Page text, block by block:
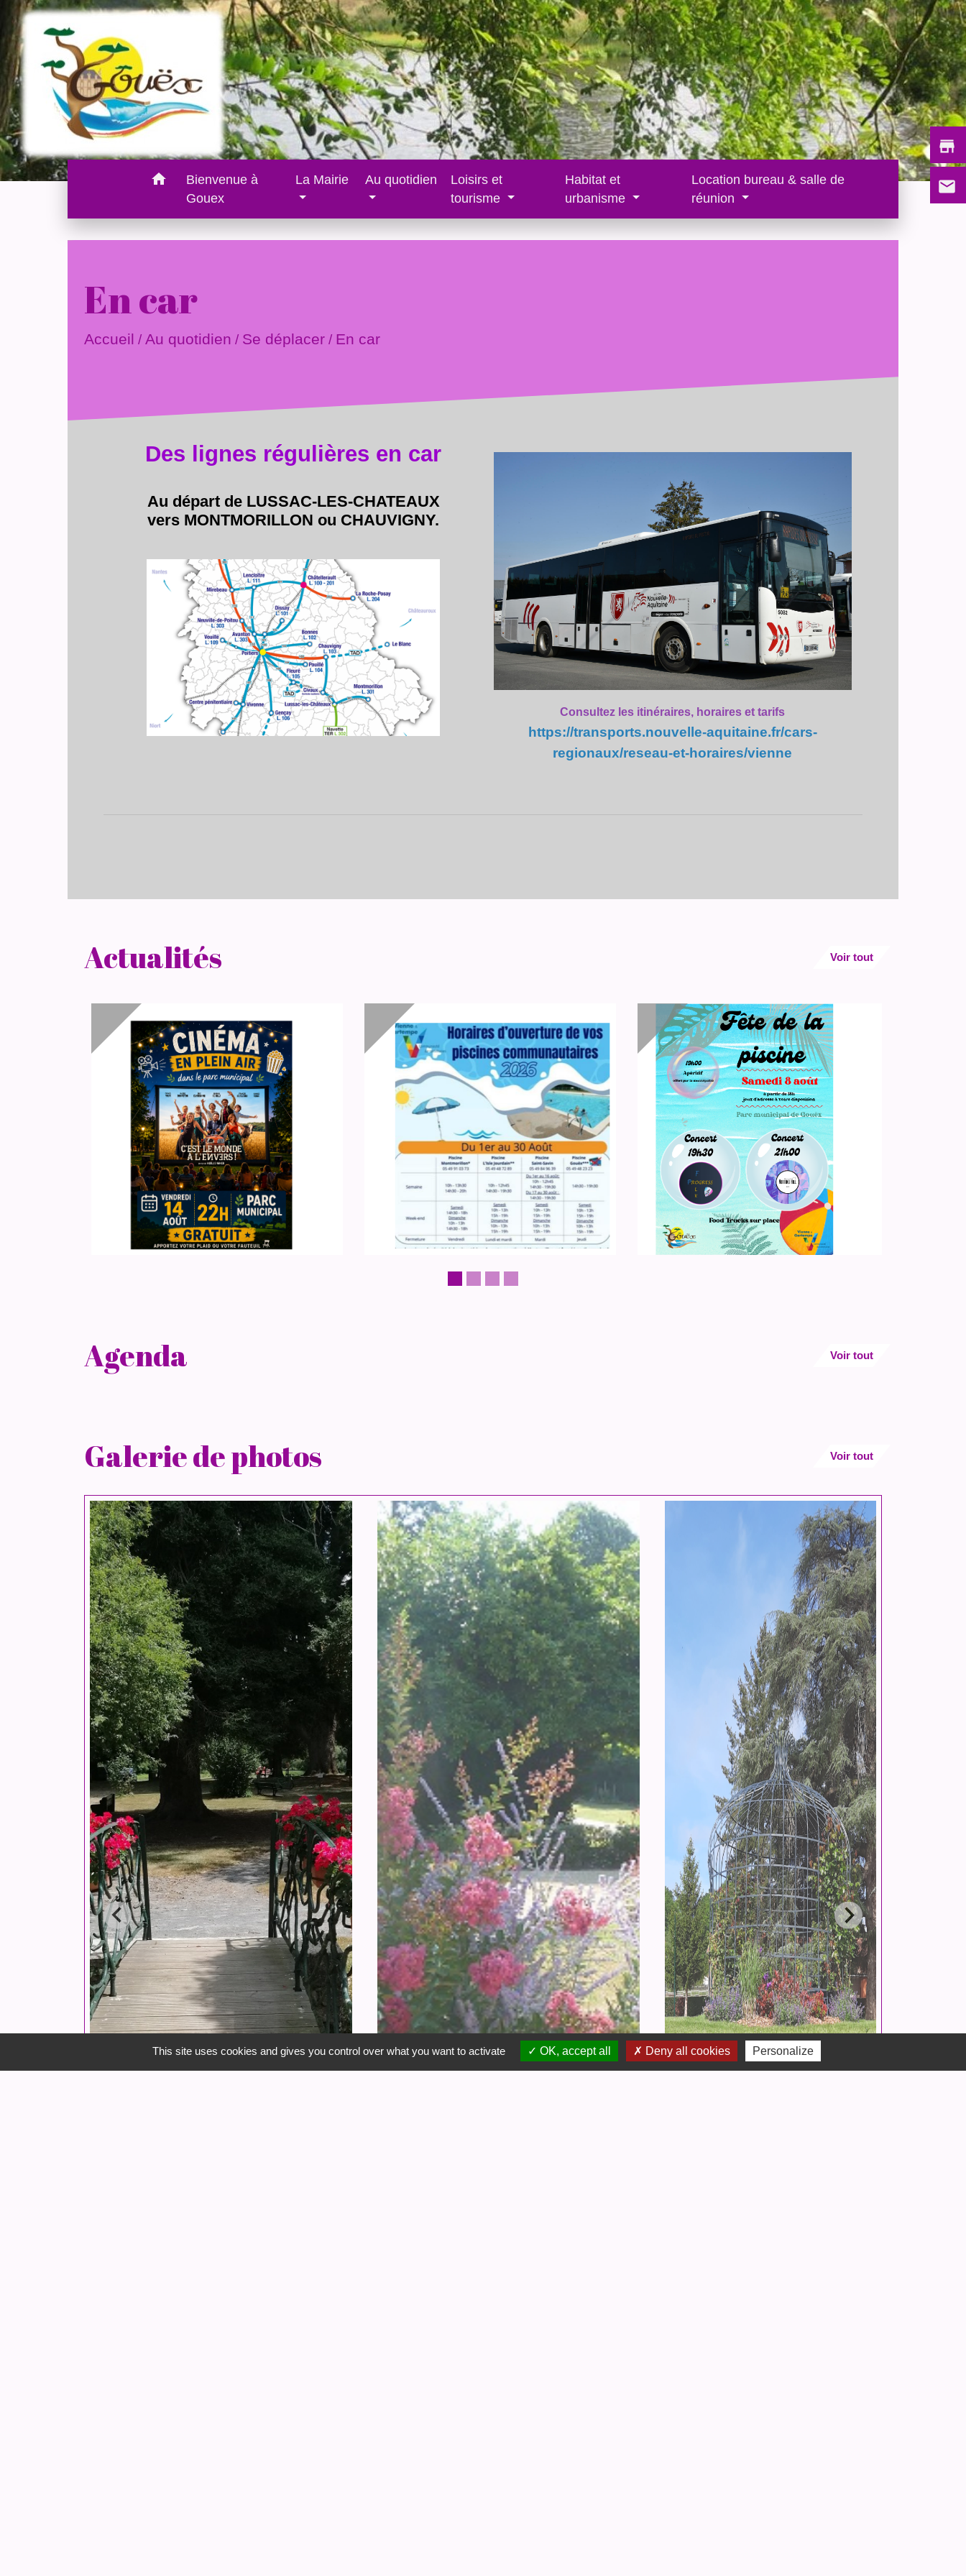
home
Bienvenue à
Gouex
La Mairie Au quotidien
Loisirs et
tourisme
Habitat et
urbanisme
Location bureau & salle de
réunion
En car
Accueil / Au quotidien / Se déplacer/ En car
Des lignes régulières en car
Au départ de LUSSAC-LES-CHATEAUX
vers MONTMORILLON ou CHAUVIGNY.
Consultez les itinéraires, horaires et tarifs
https://transports.nouvelle-aquitaine.fr/cars-
regionaux/reseau-et-horaires/vienne
Actualités Voir tout
Agenda Voir tout
Galerie de photos Voir tout
store
email
This site uses cookies and gives you control over what you want to activate OK, accept all Deny all cookies Personalize